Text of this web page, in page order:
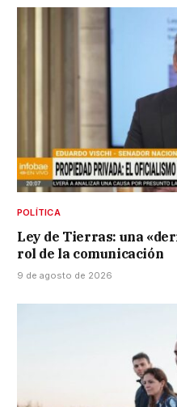
POLÍTICA
Ley de Tierras: una
rol de la comunicación
9 de agosto de 2026